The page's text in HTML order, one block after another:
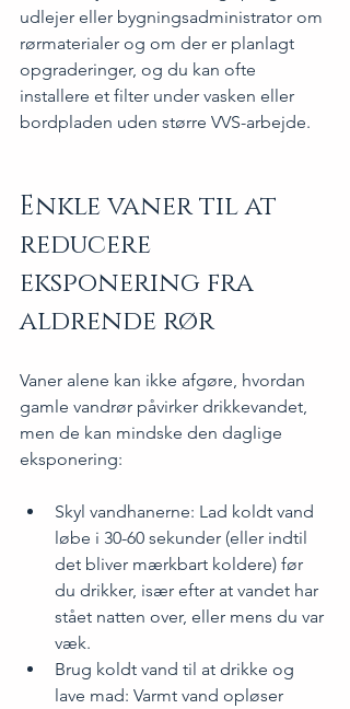
udlejer eller bygningsadministrator om
rørmaterialer og om der er planlagt
opgraderinger, og du kan ofte
installere et filter under vasken eller
bordpladen uden større VVS-arbejde.
Enkle vaner til at
reducere
eksponering fra
aldrende rør
Vaner alene kan ikke afgøre, hvordan
gamle vandrør påvirker drikkevandet,
men de kan mindske den daglige
eksponering:
Skyl vandhanerne: Lad koldt vand
løbe i 30-60 sekunder (eller indtil
det bliver mærkbart koldere) før
du drikker, især efter at vandet har
stået natten over, eller mens du var
væk.
Brug koldt vand til at drikke og
lave mad: Varmt vand opløser